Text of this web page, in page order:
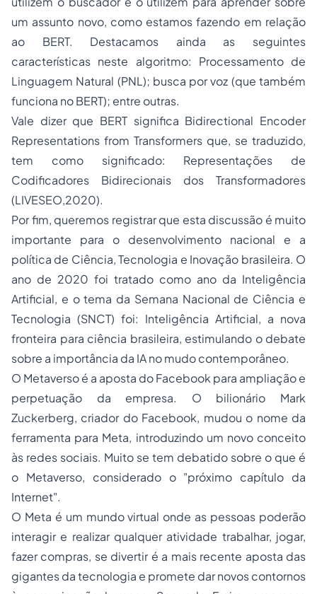
um assunto novo, como estamos fazendo em relação
ao BERT. Destacamos ainda as seguintes
características neste algoritmo: Processamento de
Linguagem Natural (PNL); busca por voz (que também
funciona no BERT); entre outras.
Vale dizer que BERT significa Bidirectional Encoder
Representations from Transformers que, se traduzido,
tem como significado: Representações de
Codificadores Bidirecionais dos Transformadores
(LIVESEO,2020).
Por fim, queremos registrar que esta discussão é muito
importante para o desenvolvimento nacional e a
política de Ciência, Tecnologia e Inovação brasileira. O
ano de 2020 foi tratado como ano da Inteligência
Artificial, e o tema da Semana Nacional de Ciência e
Tecnologia (SNCT) foi: Inteligência Artificial, a nova
fronteira para ciência brasileira, estimulando o debate
sobre a importância da IA no mudo contemporâneo.
O Metaverso é a aposta do Facebook para ampliação e
perpetuação da empresa. O bilionário Mark
Zuckerberg, criador do Facebook, mudou o nome da
ferramenta para Meta, introduzindo um novo conceito
às redes sociais. Muito se tem debatido sobre o que é
o Metaverso, considerado o "próximo capítulo da
Internet".
O Meta é um mundo virtual onde as pessoas poderão
interagir e realizar qualquer atividade trabalhar, jogar,
fazer compras, se divertir é a mais recente aposta das
gigantes da tecnologia e promete dar novos contornos